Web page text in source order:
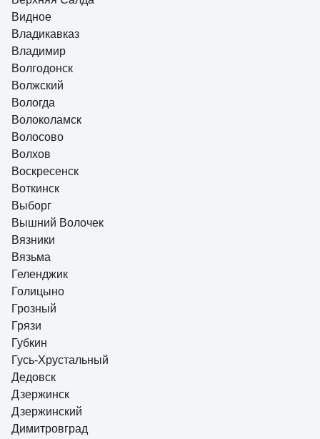
Видное
Владикавказ
Владимир
Волгодонск
Волжский
Вологда
Волоколамск
Волосово
Волхов
Воскресенск
Воткинск
Выборг
Вышний Волочек
Вязники
Вязьма
Геленджик
Голицыно
Грозный
Грязи
Губкин
Гусь-Хрустальный
Дедовск
Дзержинск
Дзержинский
Димитровград